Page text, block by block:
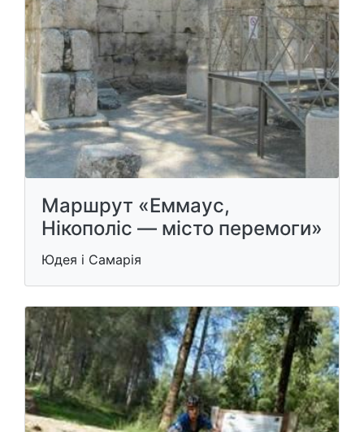
Маршрут «Еммаус,
Нікополіс — місто перемоги»
Юдея і Самарія